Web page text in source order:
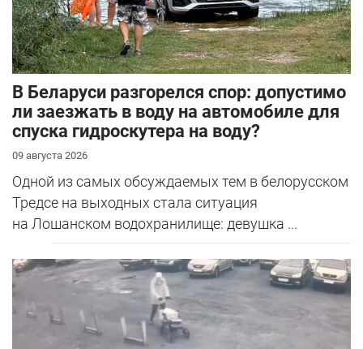
В Беларуси разгорелся спор: допустимо
ли заезжать в воду на автомобиле для
спуска гидроскутера на воду?
09 августа 2026
Одной из самых обсуждаемых тем в белорусском
Тредсе на выходных стала ситуация
на Лошанском водохранилище: девушка ...